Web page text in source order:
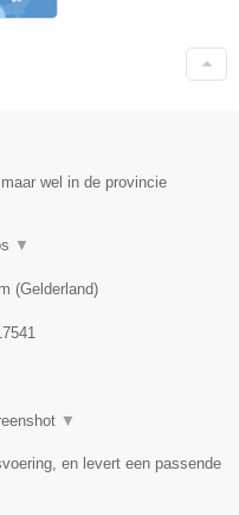
wel in de provincie
▼
(Gelderland)
▼
en levert een passende